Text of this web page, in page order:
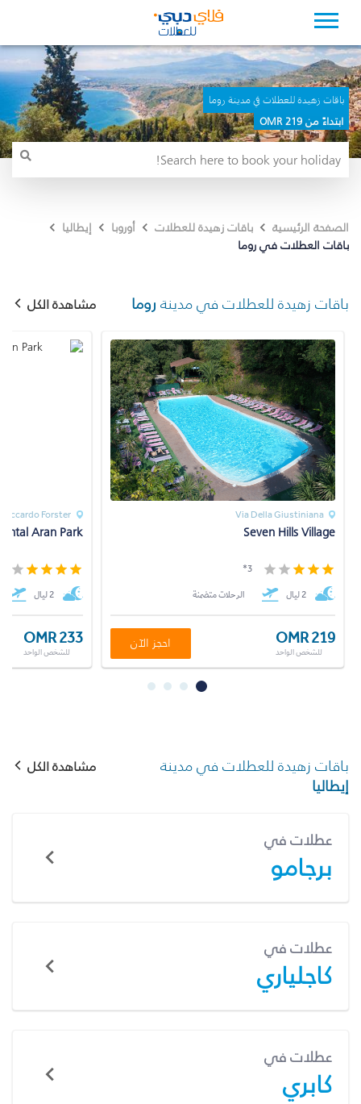
باقات زهيدة للعطلات في مدينة روما
ابتداءً من 219 OMR
الصفحة الرئيسية باقات زهيدة للعطلات أوروبا
إيطاليا
باقات العطلات في روما
باقات زهيدة للعطلات في مدينة روما مشاهدة الكل
Riccardo Forster
Aran Park
2 ليال
OMR 233
للشخص الواحد
Via Della Giustiniana
Seven Hills Village
3*
2 ليال الرحلات متضمنة
OMR 219
للشخص الواحد
احجز الآن
باقات زهيدة للعطلات في مدينة
إيطاليا
مشاهدة الكل
عطلات في
برجامو
عطلات في
كاجلياري
عطلات في
كابري